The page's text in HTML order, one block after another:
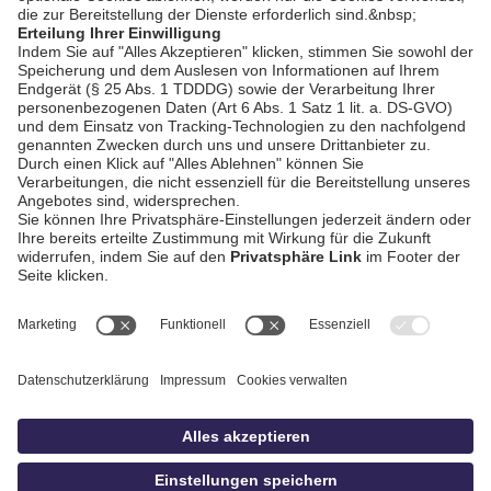
AGB / Gewinnspiele
Datenschutz
Impressum
idowa.de